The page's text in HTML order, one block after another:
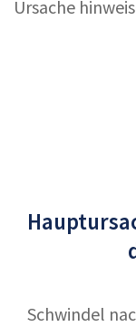
Ursache
Schwindel